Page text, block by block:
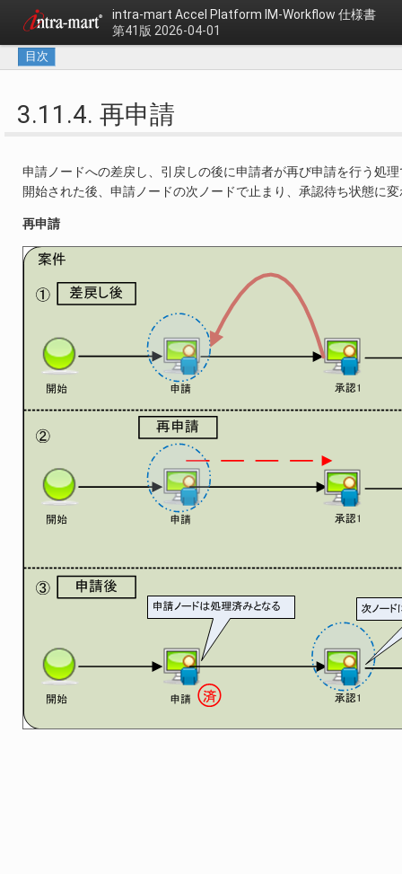
intra-mart Accel Platform IM-Workflow 仕様書
第41版 2026-04-01
目次
3.11.4. 再申請
申請ノードへの差戻し、引戻しの後に申請者が再び申請を行う処
開始された後、申請ノードの次ノードで止まり、承認待ち状態に
再申請